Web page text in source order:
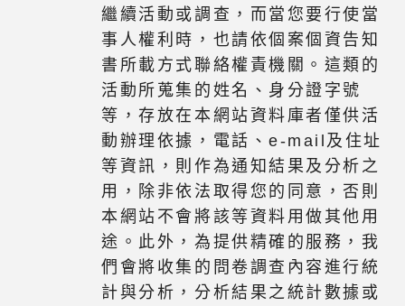
繼續活動或調查，而當您要行使當
事人權利時，也請依個案個資告知
書所載方式聯絡權責機關。這類的
活動所蒐集的姓名、身分證字號
等，存放在本網站資料庫者僅供活
動辦理依據，電話、e-mail及住址
等資訊，則作為通知結果及分析之
用，除非依法取得您的同意，否則
本網站不會將該等資料用做其他用
途。此外，為提供精確的服務，我
們會將收集的問卷調查內容進行統
計與分析，分析結果之統計數據或